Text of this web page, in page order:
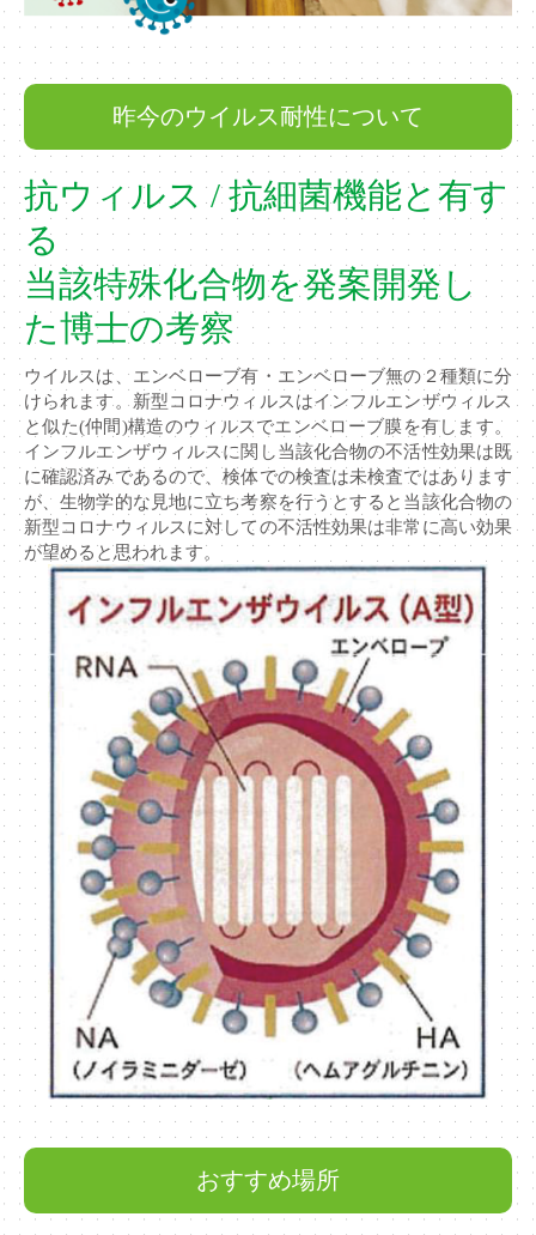
昨今のウイルス耐性について
抗ウィルス / 抗細菌機能と有す
る
当該特殊化合物を発案開発し
た博士の考察
ウイルスは、エンベローブ有・エンベローブ無の２種類に分
けられます。新型コロナウィルスはインフルエンザウィルス
と似た(仲間)構造のウィルスでエンベローブ膜を有します。
インフルエンザウィルスに関し当該化合物の不活性効果は既
に確認済みであるので、検体での検査は未検査ではあります
が、生物学的な見地に立ち考察を行うとすると当該化合物の
新型コロナウィルスに対しての不活性効果は非常に高い効果
が望めると思われます。
おすすめ場所